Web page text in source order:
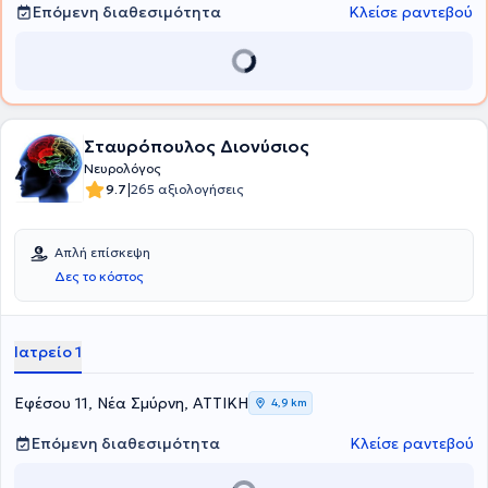
επιστημονικός συνεργάτης στη Νευρολογική Κλινική του Γενικού
Νευροχειρουργική Κλινική του Πανεπιστημίου Θεσσαλίας και είναι
Θεράπων ιατρός στο Νοσοκομείο "Υγεία". Τέλος, ο γιατρός είναι
Ένωσης κατά της Επιληψίας, αλλά και της American Academy of
Επόμενη διαθεσιμότητα
Κλείσε ραντεβού
Σταυρόπουλος Διονύσιος
Νευρολόγος
9.7|265 αξιολογήσεις
Απλή επίσκεψη
Δες το κόστος
Ιατρείο 1
Εφέσου 11, Νέα Σμύρνη, ΑΤΤΙΚΗ 4,9 km
Επόμενη διαθεσιμότητα Κλείσε ραντεβού